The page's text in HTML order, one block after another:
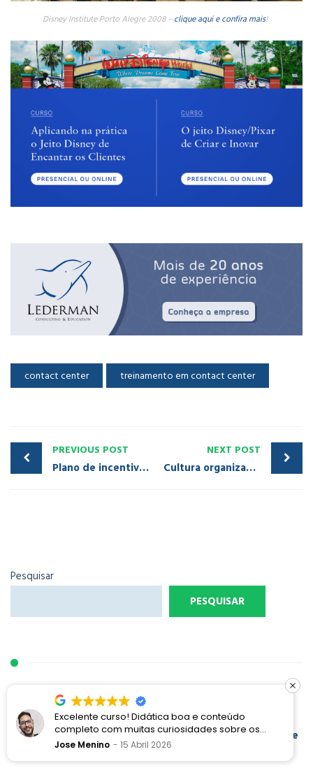
Disney Institute Porto Alegre 2008 –clique aqui e confira mais!
contact center treinamento em contact center
PREVIOUS POST
Plano de incentivo de vendas: tipos, metas e exemplos
NEXT POST
Cultura organizacional Disney vs Netflix: o que sua empresa pode aprender
Pesquisar
PESQUISAR
ARTIGOS RECENTES
Do “Fogo de Palha” à Melhoria Contínua: como evitar que
Excelente curso! Didática boa e conteúdo
completo com muitas curiosidades sobre os
processos Disney e a proposta de encantamento
Jose Menino 15 Abril 2026